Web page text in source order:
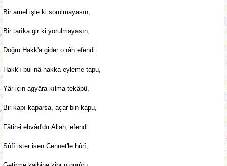
Bir amel işle ki sorulmayasın,
Bir tarîka gir ki yorulmayasın,
Doğru Hakk'a gider o râh efendi.
Hakk'ı bul nâ-hakka eyleme tapu,
Yâr için agyâra kılma tekâpû,
Bir kapı kaparsa, açar bin kapu,
Fâtih-i ebvâd'dır Allah, efendi.
Sûfî ister isen Cennet'le hûrî,